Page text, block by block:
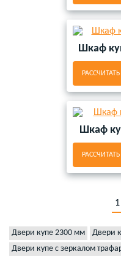
Шкаф
Шкаф
1
Двери купе 2300 мм
Двери
Двери купе с зеркалом